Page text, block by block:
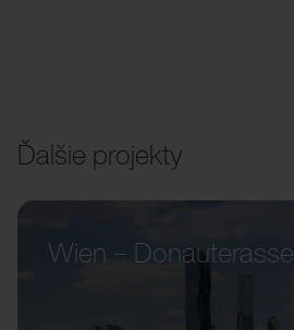
Ďalšie projekty
Wien – Donauterasse